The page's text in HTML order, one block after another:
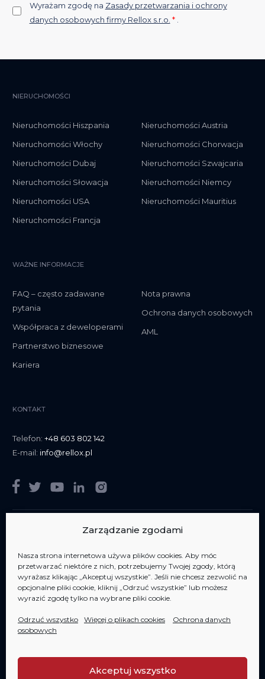
Zarządzanie zgodami
Nasza strona internetowa używa plików cookies. Aby móc
przetwarzać niektóre z nich, potrzebujemy Twojej zgody, którą
wyrażasz klikając „Akceptuj wszystkie”. Jeśli nie chcesz zezwolić na
opcjonalne pliki cookie, kliknij „Odrzuć wszystkie” lub możesz
wyrazić zgodę tylko na wybrane pliki cookie.
Odrzuć wszystko Więcej o plikach cookies
Ochrona danych
osobowych
Akceptuj wszystko
Wyrażam zgodę na Zasady przetwarzania i ochrony
danych osobowych firmy Rellox s.r.o. * .
NIERUCHOMOŚCI
Nieruchomości Hiszpania
Nieruchomości Włochy
Nieruchomości Dubaj
Nieruchomości Słowacja
Nieruchomości USA
Nieruchomości Francja
Nieruchomości Austria
Nieruchomości Chorwacja
Nieruchomości Szwajcaria
Nieruchomości Niemcy
Nieruchomości Mauritius
WAŻNE INFORMACJE
FAQ – często zadawane
pytania
Współpraca z deweloperami
Partnerstwo biznesowe
Kariera
Nota prawna
Ochrona danych osobowych
AML
KONTAKT
Telefon: +48 603 802 142
E-mail: info@rellox.pl
Jesteśmy członkiemAIPP Jesteśmy członkiemAIPP
Copyright 2006-2020 RELLOX s.r.o. - wszelkie prawa zastrzeżone